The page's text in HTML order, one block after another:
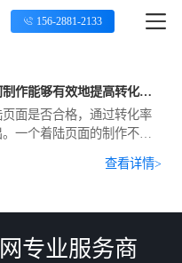
156-2881-2133
着陆页面如何制作能够有效地提高转化率？
面是否合格，通过转化率
一个着陆页面的制作不够
查看详情>
专业服务商